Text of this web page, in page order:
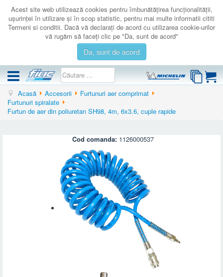
Acest site web utilizează cookies pentru îmbunătăţirea funcţionalităţii,
uşurinţei în utilizare şi în scop statistic, pentru mai multe informatii cititi
Termeni si conditii. Dacă vă declaraţi de acord cu utilizarea cookie-urilor
vă rugăm să faceţi clic pe "Da, sunt de acord"
Da, sunt de acord
COMPRESOARE
ACCESORII
AUTENTIFICARE
Acasă Accesorii
Furtunuri aer comprimat
Furtunuri spiralate
Furtun de aer din poliuretan SH98, 4m, 6x3.6, cuple rapide
Cod comanda: 1126000537